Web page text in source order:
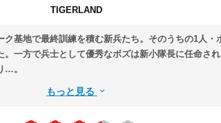
TIGERLAND
基地で最終訓練を積む新兵たち。そのうちの1人・
一方で兵士として優秀なボズは新小隊長に任命さ
…。
もっと見る